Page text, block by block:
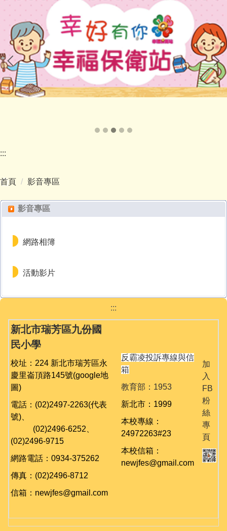
:::
首頁 影音專區
影音專區
網路相簿
活動影片
:::
新北市瑞芳區九份國
民小學
校址：224 新北市瑞芳區永
慶里崙頂路145號(google地
圖)
電話：(02)2497-2263(代表
號)、
(02)2496-6252、
(02)2496-9715
網路電話：0934-375262
傳真：(02)2496-8712
信箱：newjfes@gmail.com
反霸凌投訴專線與信
箱
教育部：1953
新北市：1999
本校專線：
24972263#23
本校信箱：
newjfes@gmail.com
加
入
FB
粉
絲
專
頁